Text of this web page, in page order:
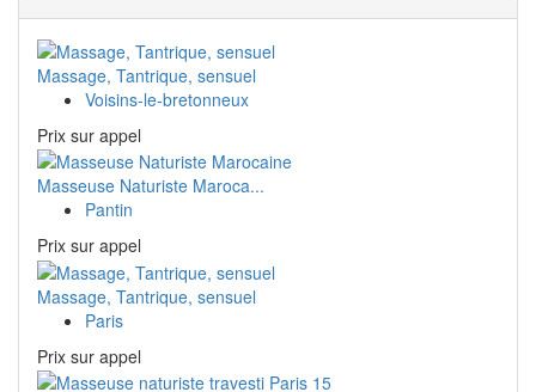
Massage, Tantrique, sensuel
Voisins-le-bretonneux
Prix ​​sur appel
Masseuse Naturiste Maroca...
Pantin
Prix ​​sur appel
Massage, Tantrique, sensuel
Paris
Prix ​​sur appel